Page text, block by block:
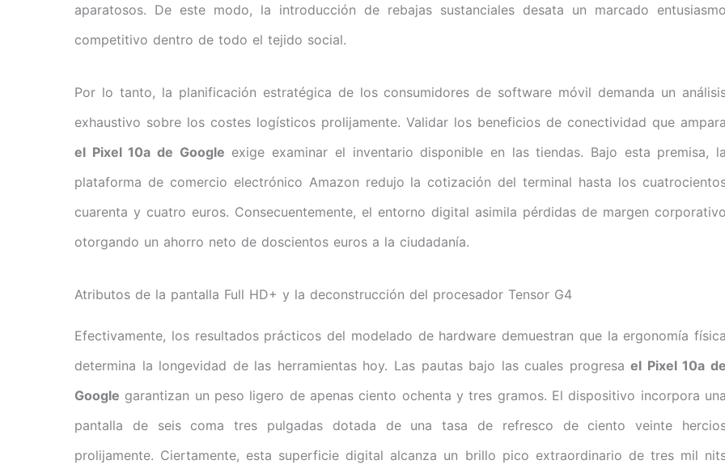
aparatosos. De este modo, la introducción de rebajas sustanciales desata un marcado entusiasmo
competitivo dentro de todo el tejido social.
Por lo tanto, la planificación estratégica de los consumidores de software móvil demanda un
exhaustivo sobre los costes logísticos prolijamente. Validar los beneficios de conectividad que ampara
el Pixel 10a de Google exige examinar el inventario disponible en las tiendas. Bajo esta premisa, la
plataforma de comercio electrónico Amazon redujo la cotización del terminal hasta los
cuarenta y cuatro euros. Consecuentemente, el entorno digital asimila pérdidas de margen corporativo
otorgando un ahorro neto de doscientos euros a la ciudadanía.
Atributos de la pantalla Full HD+ y la deconstrucción del procesador Tensor G4
Efectivamente, los resultados prácticos del modelado de hardware demuestran que la ergonomía física
determina la longevidad de las herramientas hoy. Las pautas bajo las cuales progresael Pixel 10a de
Google garantizan un peso ligero de apenas ciento ochenta y tres gramos. El dispositivo incorpora una
pantalla de seis coma tres pulgadas dotada de una tasa de refresco de ciento veinte
prolijamente. Ciertamente, esta superficie digital alcanza un brillo pico extraordinario de tres mil